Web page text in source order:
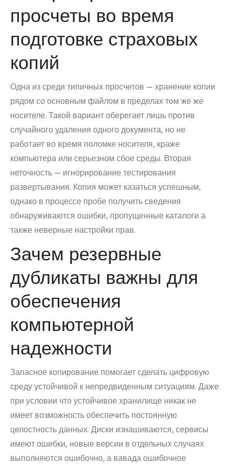
просчеты во время
подготовке страховых
копий
Одна из среди типичных просчетов — хранение копии
рядом со основным файлом в пределах том же же
носителе. Такой вариант оберегает лишь против
случайного удаления одного документа, но не
работает во время поломке носителя, краже
компьютера или серьезном сбое среды. Вторая
неточность — игнорирование тестирования
развертывания. Копия может казаться успешным,
однако в процессе пробе получить сведения
обнаруживаются ошибки, пропущенные каталоги а
также неверные настройки прав.
Зачем резервные
дубликаты важны для
обеспечения
компьютерной
надежности
Запасное копирование помогает сделать цифровую
среду устойчивой к непредвиденным ситуациям. Даже
при условии что устойчивое хранилище никак не
имеет возможность обеспечить постоянную
целостность данных. Диски изнашиваются, сервисы
имеют ошибки, новые версии в отдельных случаях
выполняются ошибочно, а вавада ошибочное